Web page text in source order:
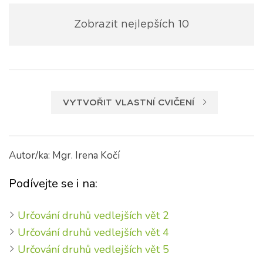
Zobrazit nejlepších 10
VYTVOŘIT VLASTNÍ CVIČENÍ
Autor/ka: Mgr. Irena Kočí
Podívejte se i na:
Určování druhů vedlejších vět 2
Určování druhů vedlejších vět 4
Určování druhů vedlejších vět 5